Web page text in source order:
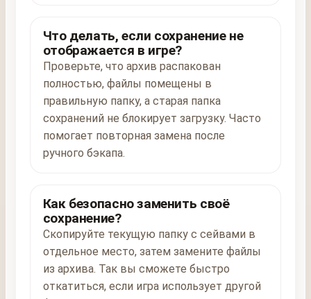
Что делать, если сохранение не
отображается в игре?
Проверьте, что архив распакован
полностью, файлы помещены в
правильную папку, а старая папка
сохранений не блокирует загрузку. Часто
помогает повторная замена после
ручного бэкапа.
Как безопасно заменить своё
сохранение?
Скопируйте текущую папку с сейвами в
отдельное место, затем замените файлы
из архива. Так вы сможете быстро
откатиться, если игра использует другой